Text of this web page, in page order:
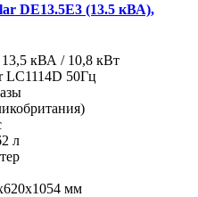
DE13.5E3 (13.5 кВА),
13,5 кВА / 10,8 кВт
LC1114D 50Гц
л
мм